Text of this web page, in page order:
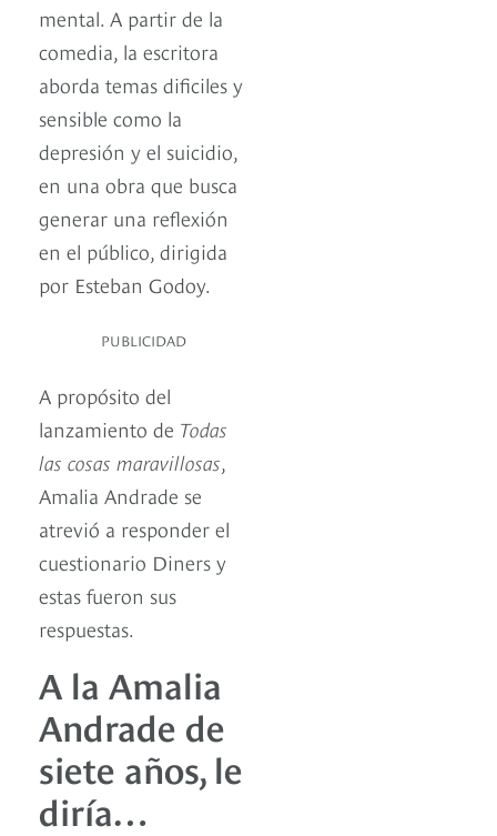
mental. A partir de la
comedia, la escritora
aborda temas dificiles y
sensible como la
depresión y el suicidio,
en una obra que busca
generar una reflexión
en el público, dirigida
por Esteban Godoy.
PUBLICIDAD
A propósito del
lanzamiento de Todas
las cosas maravillosas,
Amalia Andrade se
atrevió a responder el
cuestionario Diners y
estas fueron sus
respuestas.
A la Amalia
Andrade de
siete años, le
diría…